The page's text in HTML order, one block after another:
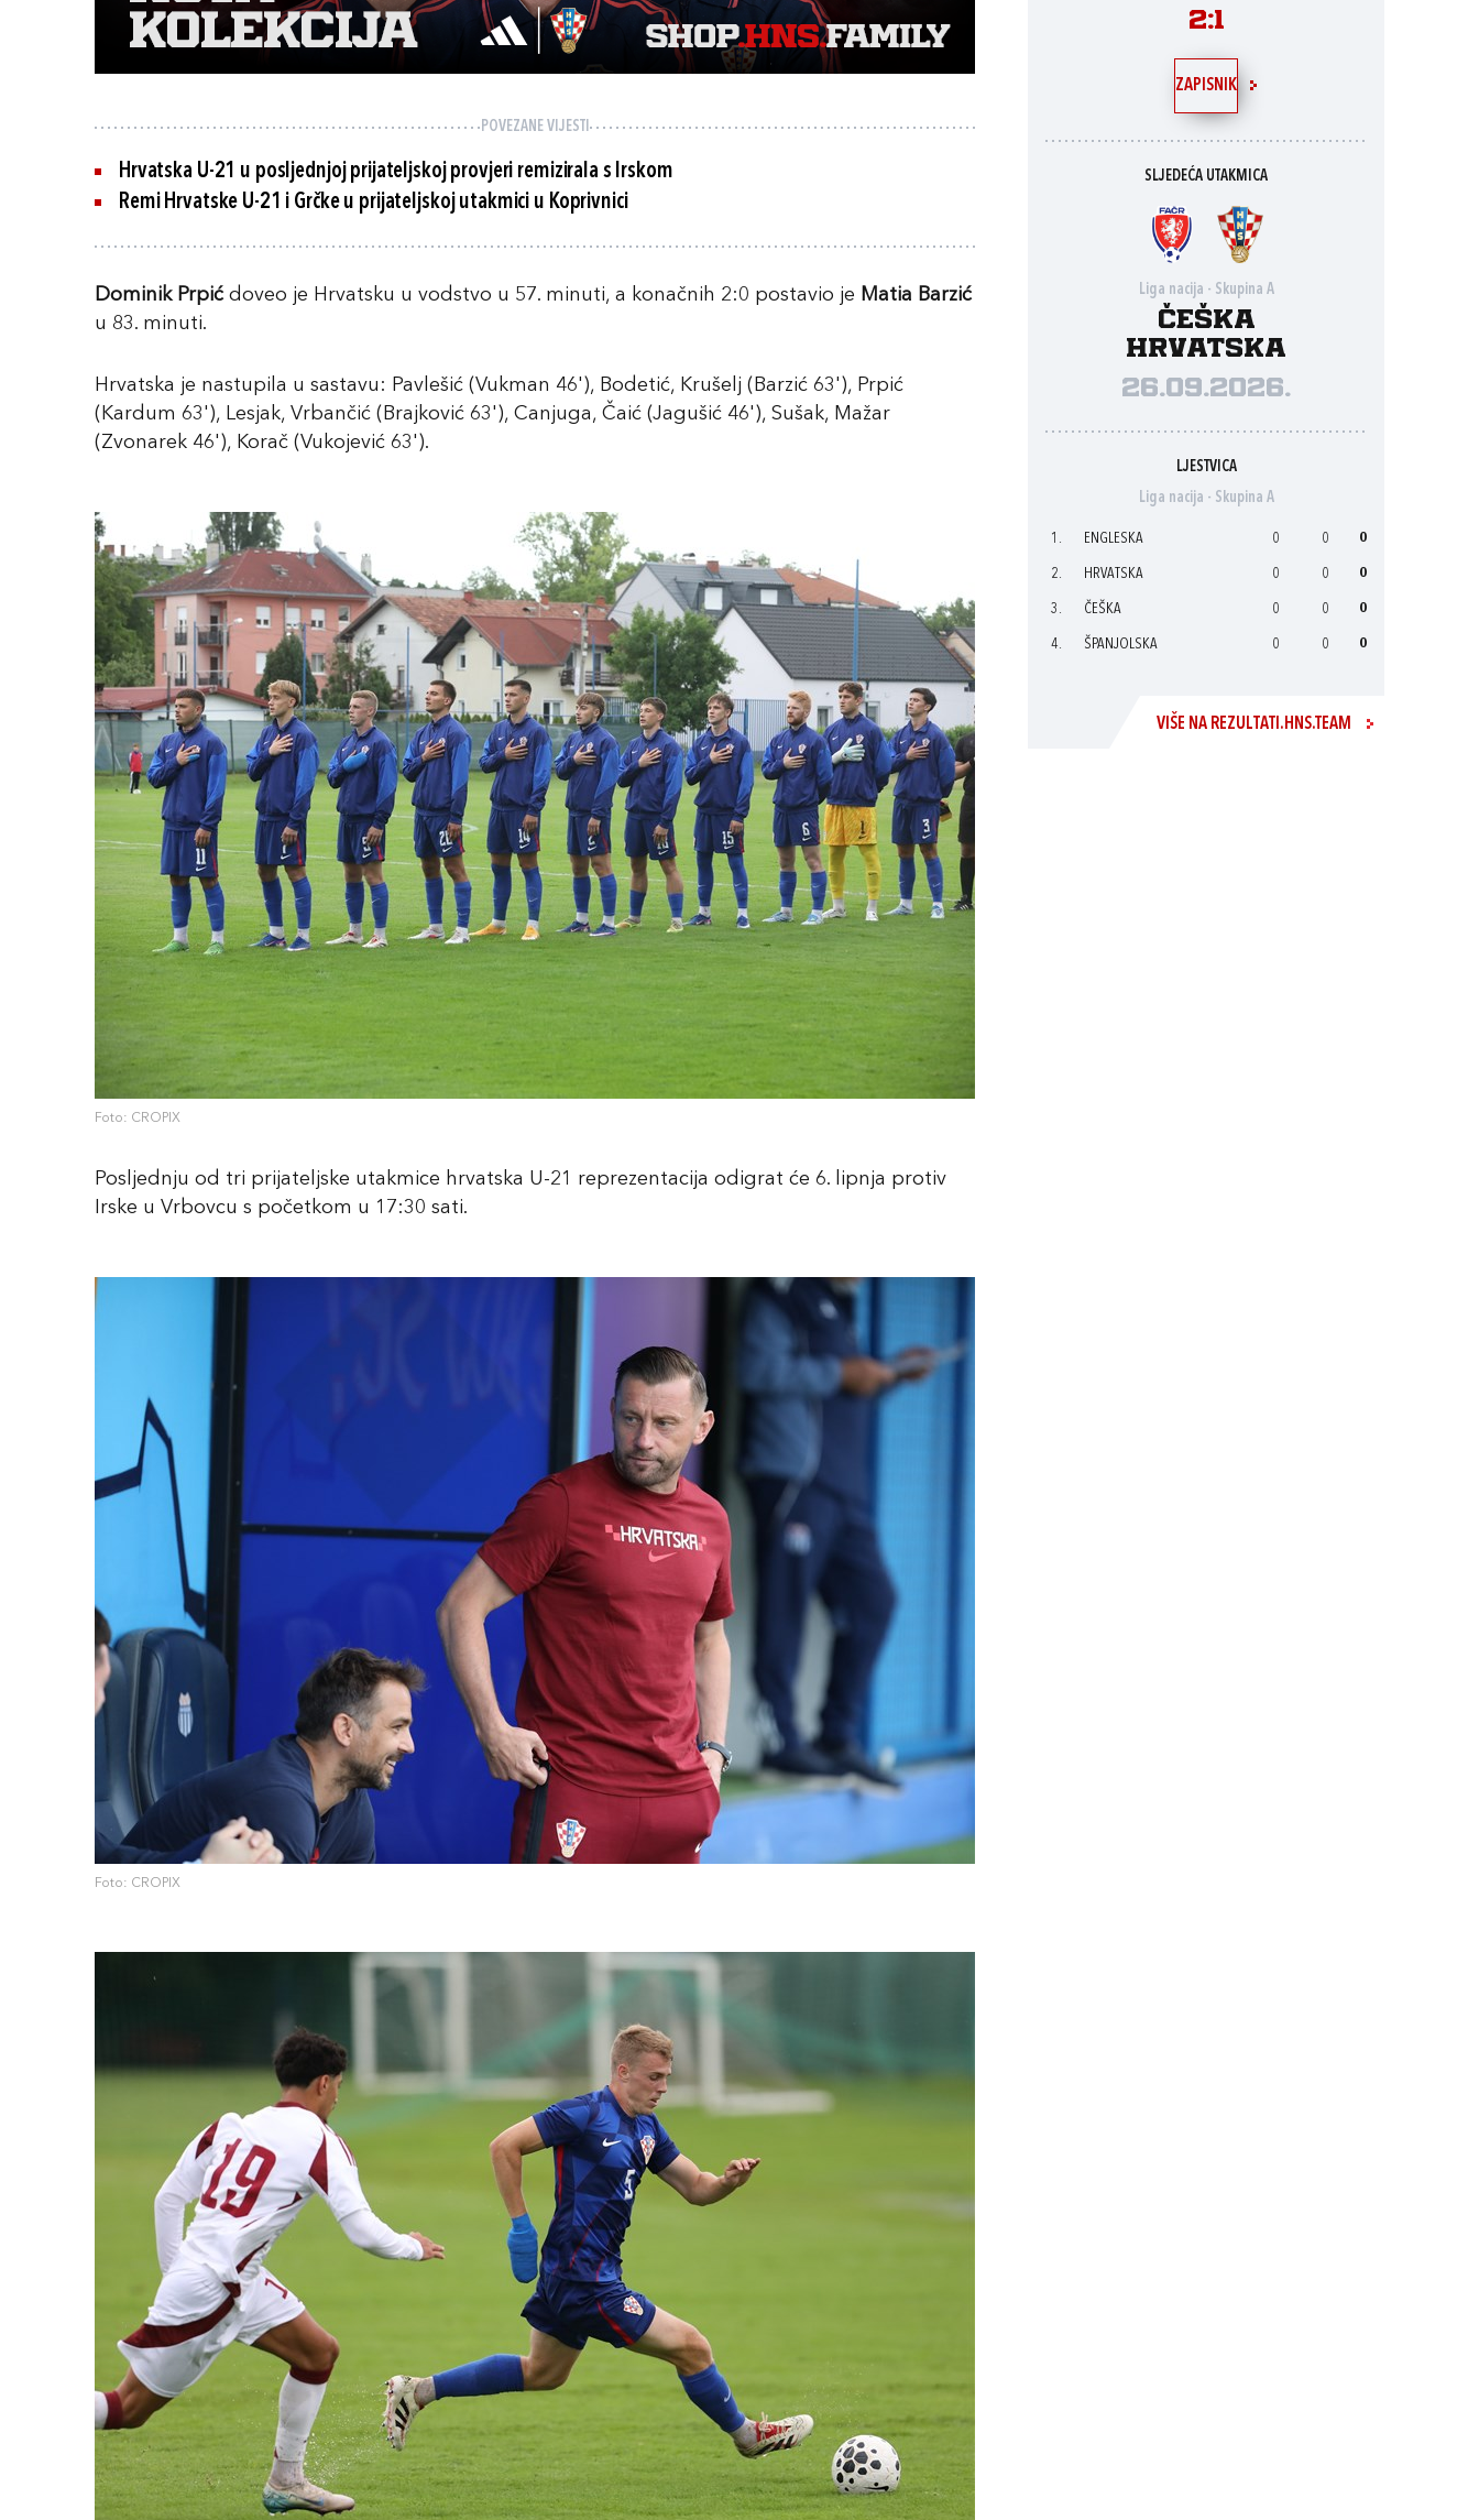
POVEZANE VIJESTI
Hrvatska U-21 u posljednjoj prijateljskoj provjeri remizirala s Irskom
Remi Hrvatske U-21 i Grčke u prijateljskoj utakmici u Koprivnici
Dominik Prpićdoveo je Hrvatsku u vodstvo u 57. minuti, a konačnih 2:0 postavio je Matia Barzić
u 83. minuti.
Hrvatska je nastupila u sastavu: Pavlešić (Vukman 46'), Bodetić, Krušelj (Barzić 63'), Prpić
(Kardum 63'), Lesjak, Vrbančić (Brajković 63'), Canjuga, Čaić (Jagušić 46'), Sušak, Mažar
(Zvonarek 46'), Korač (Vukojević 63').
Foto: CROPIX
Posljednju od tri prijateljske utakmice hrvatska U-21 reprezentacija odigrat će 6. lipnja protiv
Irske u Vrbovcu s početkom u 17:30 sati.
Foto: CROPIX
2:1
ZAPISNIK
SLJEDEĆA UTAKMICA
Liga nacija - Skupina A
Češka
Hrvatska
26.09.2026.
LJESTVICA
Liga nacija - Skupina A
1. ENGLESKA 0 0 0
2. HRVATSKA 0 0 0
3. ČEŠKA 0 0 0
4. ŠPANJOLSKA 0 0 0
VIŠE NA REZULTATI.HNS.TEAM